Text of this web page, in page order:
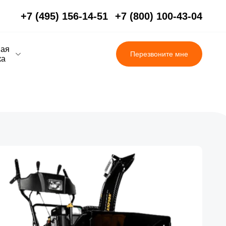
+7 (495) 156-14-51 +7 (800) 100-43-04
Перезвоните мне